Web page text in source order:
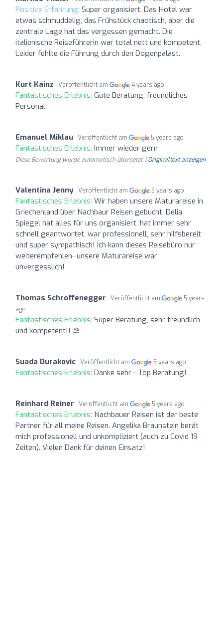
Positive Erfahrung: Super organisiert. Das Hotel war
etwas schmuddelig, das Frühstück chaotisch, aber die
zentrale Lage hat das vergessen gemacht. Die
italienische Reiseführerin war total nett und kompetent.
Leider fehlte die Führung durch den Dogenpalast.
Kurt Kainz Veröffentlicht am 4 years ago
Fantastisches Erlebnis: Gute Beratung, freundliches
Personal
Emanuel Miklau Veröffentlicht am 5 years ago
Fantastisches Erlebnis: Immer wieder gern
Diese Bewertung wurde automatisch übersetzt. |Originaltext anzeigen
Valentina Jenny Veröffentlicht am 5 years ago
Fantastisches Erlebnis: Wir haben unsere Maturareise in
Griechenland über Nachbaur Reisen gebucht. Delia
Spiegel hat alles für uns organisiert, hat immer sehr
schnell geantwortet, war professionell, sehr hilfsbereit
und super sympathisch! Ich kann dieses Reisebüro nur
weiterempfehlen- unsere Maturareise war
unvergesslich!
Thomas Schroffenegger Veröffentlicht am
5 years
ago
Fantastisches Erlebnis: Super Beratung, sehr freundlich
und kompetent!! ⛱️
Suada Durakovic Veröffentlicht am 5 years ago
Fantastisches Erlebnis: Danke sehr - Top Beratung!
Reinhard Reiner Veröffentlicht am 5 years ago
Fantastisches Erlebnis: Nachbauer Reisen ist der beste
Partner für all meine Reisen. Angelika Braunstein berät
mich professionell und unkompliziert (auch zu Covid 19
Zeiten). Vielen Dank für deinen Einsatz!